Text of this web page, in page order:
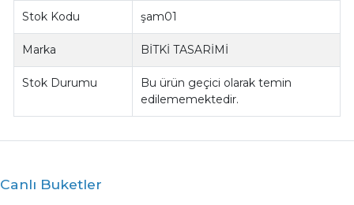
Stok Kodu şam01
Marka BİTKİ TASARİMİ
Stok Durumu
Bu ürün geçici olarak temin
edilememektedir.
Canlı Buketler